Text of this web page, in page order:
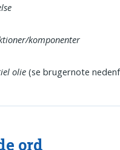
komponenter
olie (se brugernote
ord